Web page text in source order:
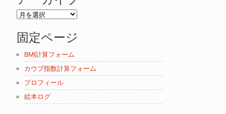
ア
カ
ブ
固定ページ
BMI計算フォーム
カウプ指数計算フォーム
プロフィール
絵本ログ